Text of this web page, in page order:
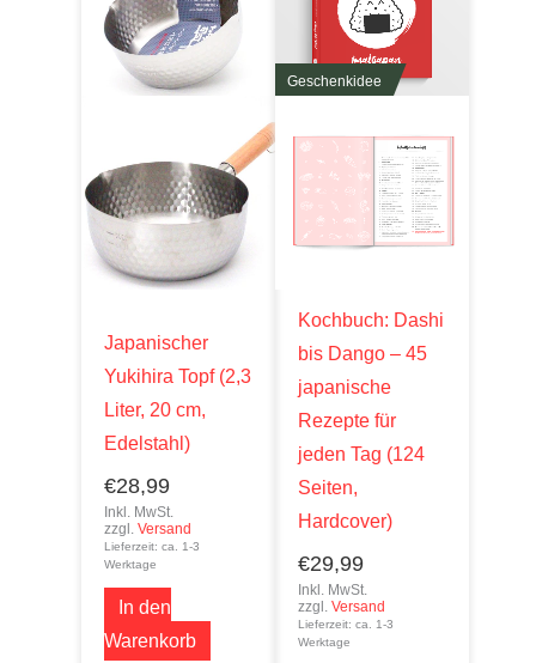
Japanischer
Yukihira Topf (2,3
Liter, 20 cm,
Edelstahl)
€28,99
Inkl. MwSt.
zzgl.Versand
Lieferzeit: ca. 1-3
Werktage
In den
Warenkorb
Geschenkidee
Kochbuch: Dashi
bis Dango – 45
japanische
Rezepte für
jeden Tag (124
Seiten,
Hardcover)
€29,99
Inkl. MwSt.
zzgl.Versand
Lieferzeit: ca. 1-3
Werktage